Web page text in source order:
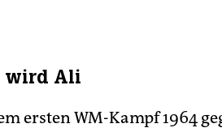
wird Ali
ersten WM-Kampf 1964